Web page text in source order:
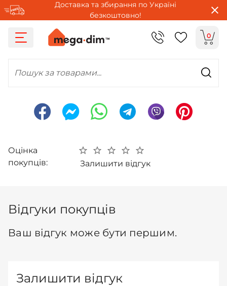
Доставка та збирання по Україні
безкоштовно!
0
Пошук за товарами...
Оцінка
покупців:
Залишити відгук
Відгуки покупців
Ваш відгук може бути першим.
Залишити відгук